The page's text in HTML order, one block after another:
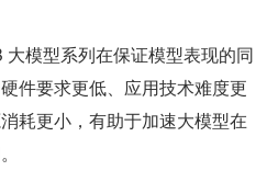
模型系列在保证模型表现的同
件要求更低、应用技术难度更
耗更小，有助于加速大模型在